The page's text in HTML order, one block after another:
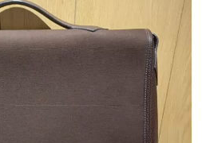
配買取を申し込む
の宅配キットをお届けします